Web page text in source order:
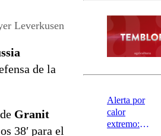
Leverkusen
de la
Granit
38′ para el
río Damas:
activa
mensajería
SAE
Alerta por
calor
extremo: